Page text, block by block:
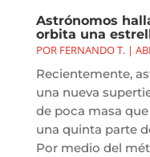
Astrónomos
orbita una
POR FERNANDO T.|
Recientemente,
una nueva
de poca masa
una quinta parte
Por medio del